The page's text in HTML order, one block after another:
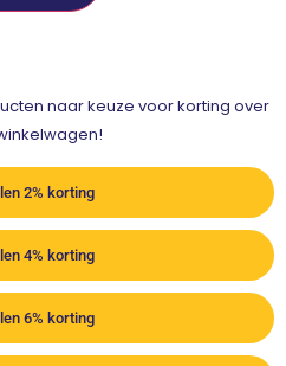
naar keuze voor korting over
2% korting
4% korting
6% korting